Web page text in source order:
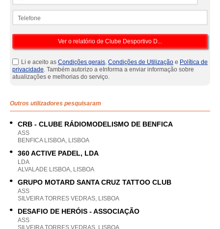
Li e aceito as Condições gerais, Condições de Utilização e Política de
privacidade. Também autorizo a eInforma a enviar informação sobre
atualizações e melhorias do serviço.
Outros utilizadores pesquisaram
CRB - CLUBE RÁDIOMODELISMO DE BENFICA
ASS
BENFICA LISBOA, LISBOA
360 ACTIVE PADEL, LDA
LDA
ALVALADE LISBOA, LISBOA
GRUPO MOTARD SANTA CRUZ TATTOO CLUB
ASS
SILVEIRA TORRES VEDRAS, LISBOA
DESAFIO DE HERÓIS - ASSOCIAÇÃO
ASS
SILVEIRA TORRES VEDRAS, LISBOA